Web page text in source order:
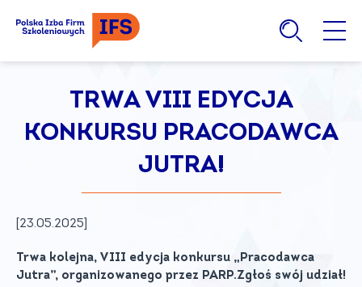
TRWA VIII EDYCJA
KONKURSU PRACODAWCA
JUTRA!
[23.05.2025]
Trwa kolejna, VIII edycja konkursu „Pracodawca
Jutra”, organizowanego przez PARP.Zgłoś swój udział!